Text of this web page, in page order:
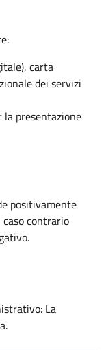
carta
dei servizi
presentazione
positivamente
caso contrario
La